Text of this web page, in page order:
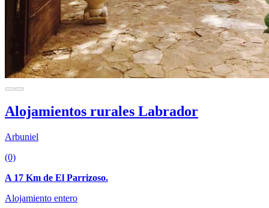
Alojamientos rurales Labrador
Arbuniel
(0)
A 17 Km de El Parrizoso.
Alojamiento entero